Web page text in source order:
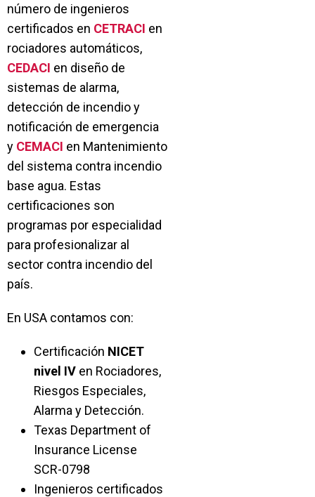
número de ingenieros
certificados en CETRACI en
rociadores automáticos,
CEDACI en diseño de
sistemas de alarma,
detección de incendio y
notificación de emergencia
y CEMACI en Mantenimiento
del sistema contra incendio
base agua. Estas
certificaciones son
programas por especialidad
para profesionalizar al
sector contra incendio del
país.
En USA contamos con:
Certificación NICET
nivel IV en Rociadores,
Riesgos Especiales,
Alarma y Detección.
Texas Department of
Insurance License
SCR-0798
Ingenieros certificados